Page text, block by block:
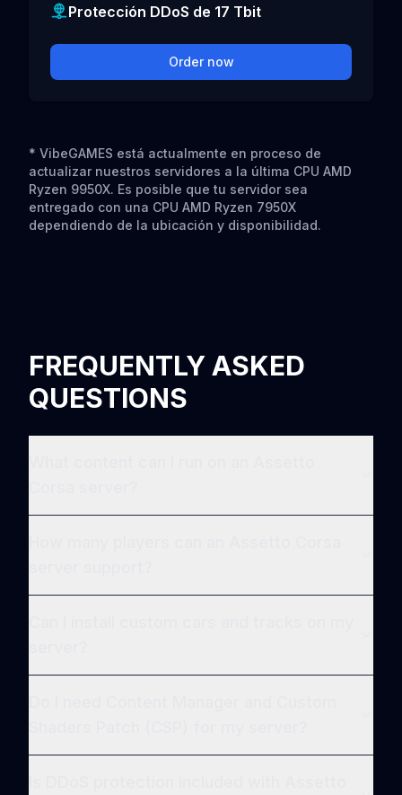
Protección DDoS de 17 Tbit
Order now
* VibeGAMES está actualmente en proceso de
actualizar nuestros servidores a la última CPU AMD
Ryzen 9950X. Es posible que tu servidor sea
entregado con una CPU AMD Ryzen 7950X
dependiendo de la ubicación y disponibilidad.
FREQUENTLY ASKED
QUESTIONS